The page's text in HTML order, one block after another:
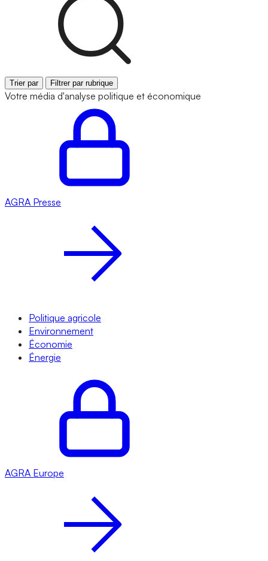
Trier par Filtrer par rubrique
Votre média d'analyse politique et économique
AGRA Presse
Politique agricole
Environnement
Économie
Énergie
AGRA Europe